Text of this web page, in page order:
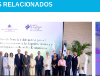
RELACIONADOS